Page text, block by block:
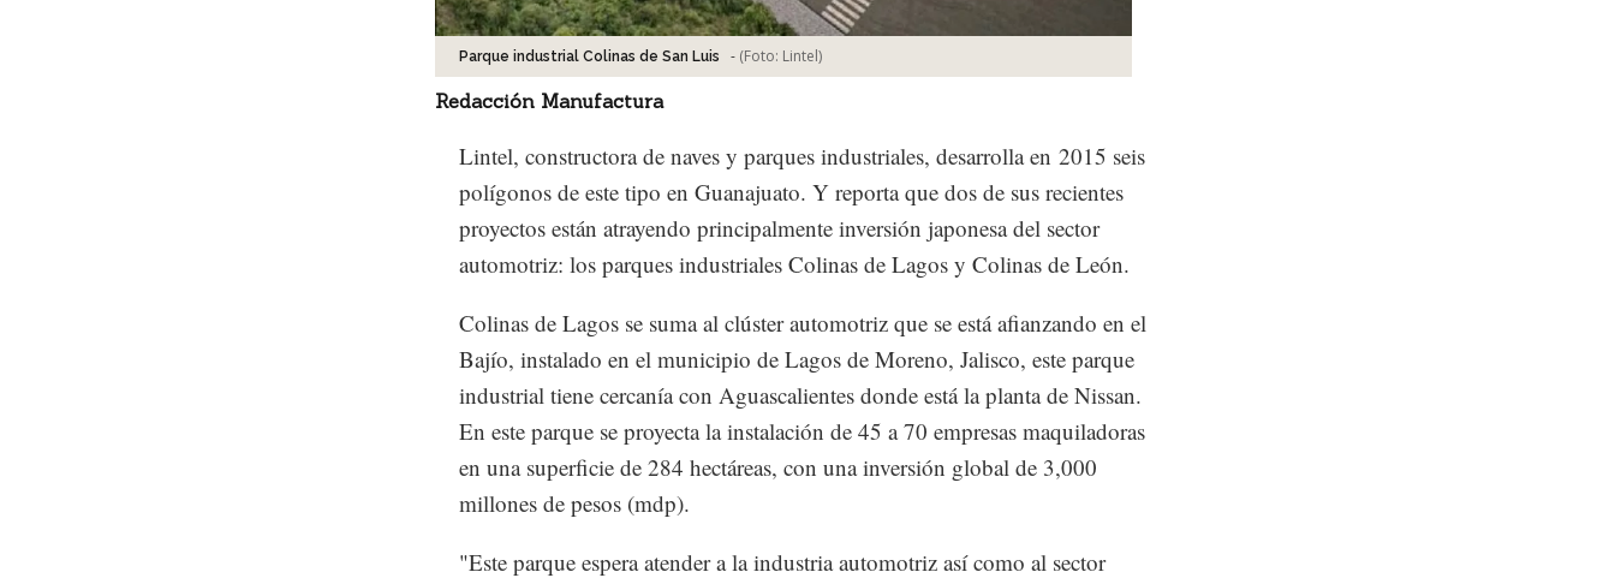
Parque industrial Colinas de San Luis - (Foto: Lintel)
Redacción Manufactura
Lintel, constructora de naves y parques industriales, desarrolla en 2015 seis
polígonos de este tipo en Guanajuato. Y reporta que dos de sus recientes
proyectos están atrayendo principalmente inversión japonesa del sector
automotriz: los parques industriales Colinas de Lagos y Colinas de León.
Colinas de Lagos se suma al clúster automotriz que se está afianzando en el
Bajío, instalado en el municipio de Lagos de Moreno, Jalisco, este parque
industrial tiene cercanía con Aguascalientes donde está la planta de Nissan.
En este parque se proyecta la instalación de 45 a 70 empresas maquiladoras
en una superficie de 284 hectáreas, con una inversión global de 3,000
millones de pesos (mdp).
"Este parque espera atender a la industria automotriz así como al sector